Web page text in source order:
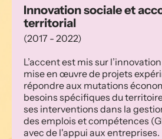
Innovation sociale et
territorial
(2017 - 2022)
L’accent est mis sur
mise en œuvre de projets
répondre aux mutations
besoins spécifiques du
ses interventions dans la
des emplois et compétences
avec de l'appui aux entreprises.